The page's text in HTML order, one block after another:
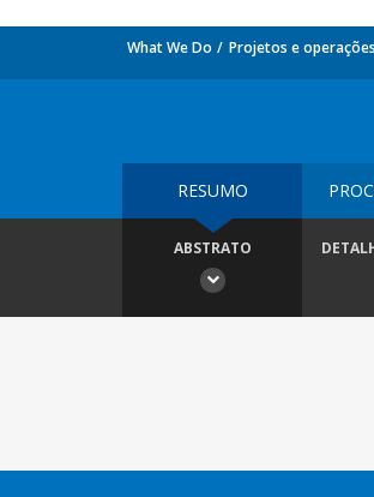
What We Do Projetos e operações
RESUMO
ABSTRATO